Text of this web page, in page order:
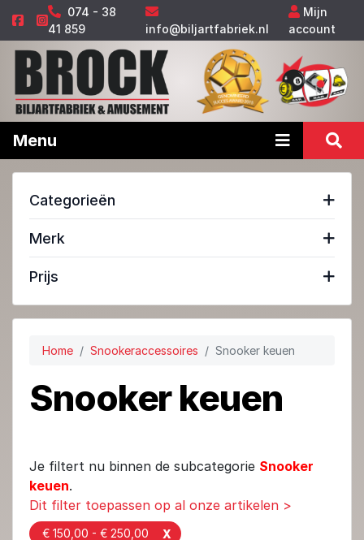
074 - 38
41 859
info@biljartfabriek.nl
Mijn
account
Menu
Categorieën
Merk
Prijs
Home Snookeraccessoires Snooker keuen
Snooker keuen
Je filtert nu binnen de subcategorie Snooker
keuen.
Dit filter toepassen op al onze artikelen >
X
€ 150,00 - € 250,00